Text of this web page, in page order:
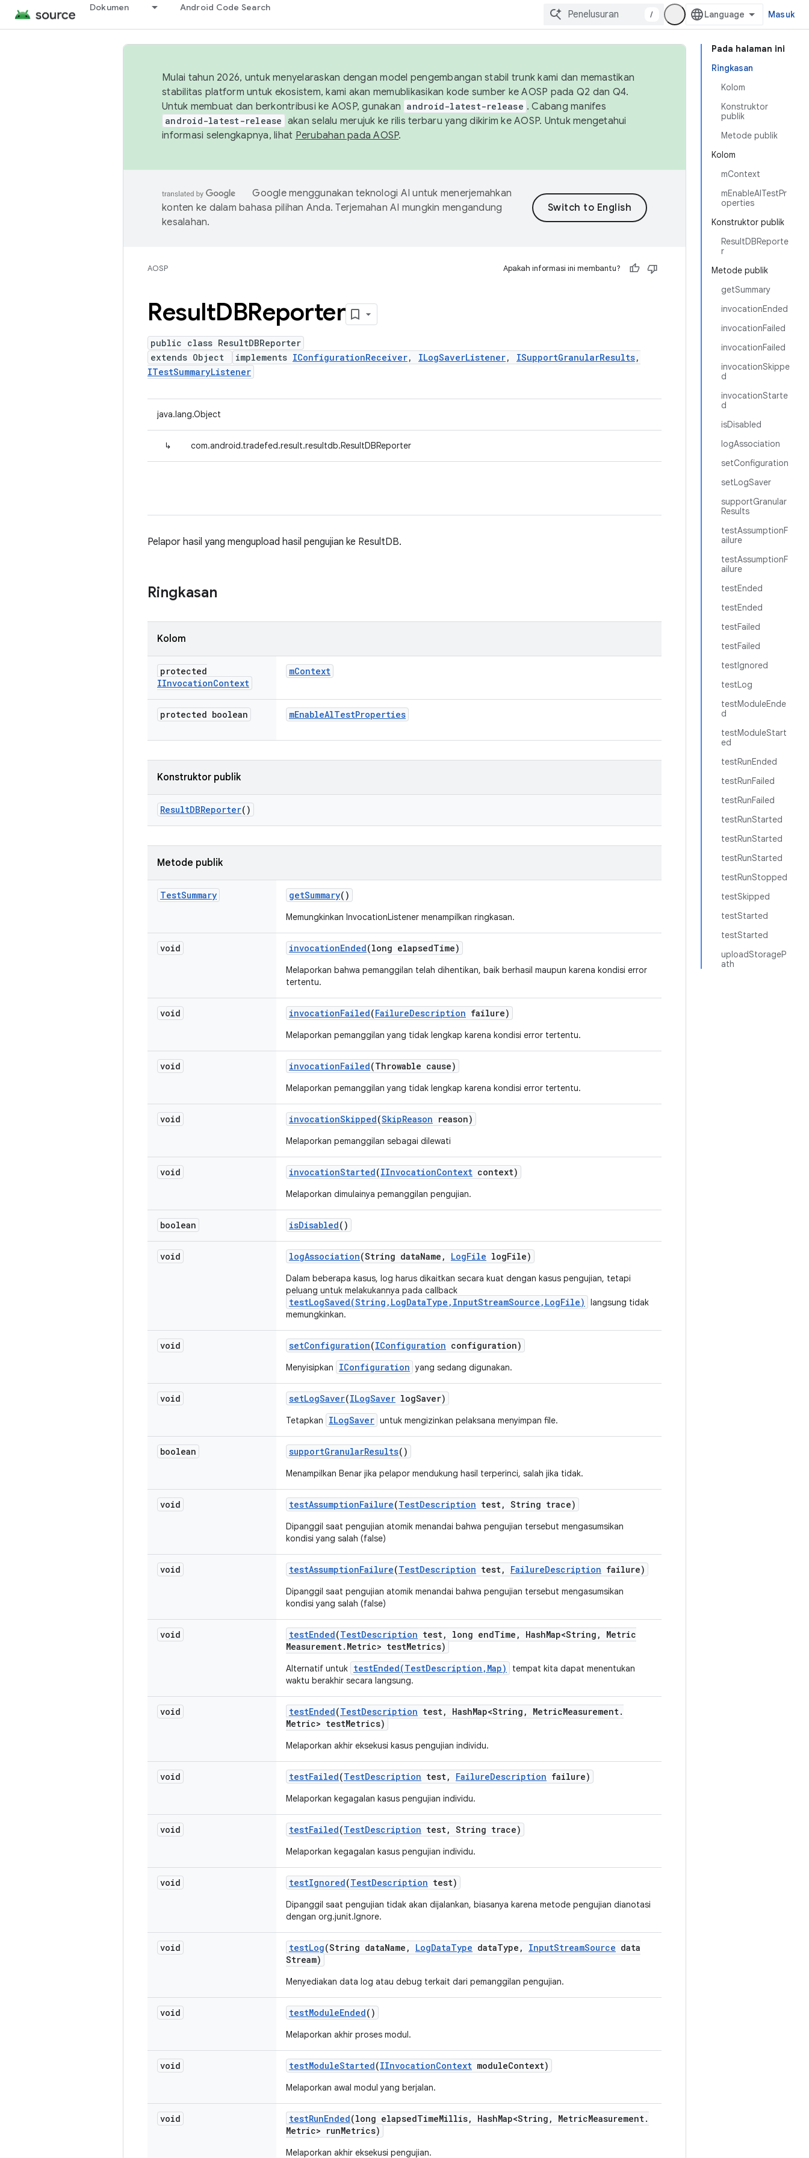
Dokumen Android Code Search
/ Masuk
Pada halaman ini
Ringkasan
Kolom
Konstruktor
publik
Metode publik
Kolom
mContext
mEnableAlTestPr
operties
Konstruktor publik
ResultDBReporte
r
Metode publik
getSummary
invocationEnded
invocationFailed
invocationFailed
invocationSkippe
d
invocationStarte
d
isDisabled
logAssociation
setConfiguration
setLogSaver
supportGranular
Results
testAssumptionF
ailure
testAssumptionF
ailure
testEnded
testEnded
testFailed
testFailed
testIgnored
testLog
testModuleEnde
d
testModuleStart
ed
testRunEnded
testRunFailed
testRunFailed
testRunStarted
testRunStarted
testRunStarted
testRunStopped
testSkipped
testStarted
testStarted
uploadStorageP
ath
Mulai tahun 2026, untuk menyelaraskan dengan model pengembangan stabil trunk kami dan memastikan
stabilitas platform untuk ekosistem, kami akan memublikasikan kode sumber ke AOSP pada Q2 dan Q4.
Untuk membuat dan berkontribusi ke AOSP, gunakan android-latest-release . Cabang manifes
android-latest-release akan selalu merujuk ke rilis terbaru yang dikirim ke AOSP. Untuk mengetahui
informasi selengkapnya, lihat Perubahan pada AOSP.
Google menggunakan teknologi AI untuk menerjemahkan
konten ke dalam bahasa pilihan Anda. Terjemahan AI mungkin mengandung
kesalahan.
AOSP Apakah informasi ini membantu?
ResultDBReporter
public class ResultDBReporter
extends Object
implements IConfigurationReceiver, ILogSaverListener, ISupportGranularResults,
ITestSummaryListener
java.lang.Object
↳ com.android.tradefed.result.resultdb.ResultDBReporter
Pelapor hasil yang mengupload hasil pengujian ke ResultDB.
Ringkasan
Kolom
protected
IInvocationContext
mContext
protected boolean mEnableAlTestProperties
Konstruktor publik
ResultDBReporter()
Metode publik
TestSummary getSummary()
Memungkinkan InvocationListener menampilkan ringkasan.
void invocationEnded(long elapsedTime)
Melaporkan bahwa pemanggilan telah dihentikan, baik berhasil maupun karena kondisi error
tertentu.
void invocationFailed(FailureDescription failure)
Melaporkan pemanggilan yang tidak lengkap karena kondisi error tertentu.
void invocationFailed(Throwable cause)
Melaporkan pemanggilan yang tidak lengkap karena kondisi error tertentu.
void invocationSkipped(SkipReason reason)
Melaporkan pemanggilan sebagai dilewati
void invocationStarted(IInvocationContext context)
Melaporkan dimulainya pemanggilan pengujian.
boolean isDisabled()
void logAssociation(String dataName , LogFile logFile)
Dalam beberapa kasus, log harus dikaitkan secara kuat dengan kasus pengujian, tetapi
peluang untuk melakukannya pada callback
testLogSaved(String,LogDataType,InputStreamSource,LogFile)
langsung tidak
memungkinkan.
void setConfiguration(IConfiguration configuration)
Menyisipkan IConfiguration yang sedang digunakan.
void setLogSaver(ILogSaver logSaver)
Tetapkan ILogSaver untuk mengizinkan pelaksana menyimpan file.
boolean supportGranularResults()
Menampilkan Benar jika pelapor mendukung hasil terperinci, salah jika tidak.
void testAssumptionFailure(TestDescription test, String trace)
Dipanggil saat pengujian atomik menandai bahwa pengujian tersebut mengasumsikan
kondisi yang salah (false)
void testAssumptionFailure(TestDescription test, FailureDescription failure)
Dipanggil saat pengujian atomik menandai bahwa pengujian tersebut mengasumsikan
kondisi yang salah (false)
void testEnded(TestDescription test, long endTime , HashMap<String ,
Metric
Measurement. Metric> testMetrics)
Alternatif untuk testEnded(TestDescription,Map)
tempat kita dapat menentukan
waktu berakhir secara langsung.
void testEnded(TestDescription test, HashMap<String , MetricMeasurement.
Metric> testMetrics)
Melaporkan akhir eksekusi kasus pengujian individu.
void testFailed(TestDescription test, FailureDescription failure)
Melaporkan kegagalan kasus pengujian individu.
void testFailed(TestDescription test, String trace)
Melaporkan kegagalan kasus pengujian individu.
void testIgnored(TestDescription test)
Dipanggil saat pengujian tidak akan dijalankan, biasanya karena metode pengujian dianotasi
dengan org.junit.Ignore.
void testLog(String dataName , LogDataType dataType , InputStreamSource data
Stream)
Menyediakan data log atau debug terkait dari pemanggilan pengujian.
void testModuleEnded()
Melaporkan akhir proses modul.
void testModuleStarted(IInvocationContext moduleContext)
Melaporkan awal modul yang berjalan.
void testRunEnded(long elapsedTimeMillis, HashMap<String , MetricMeasurement.
Metric> runMetrics)
Melaporkan akhir eksekusi pengujian.